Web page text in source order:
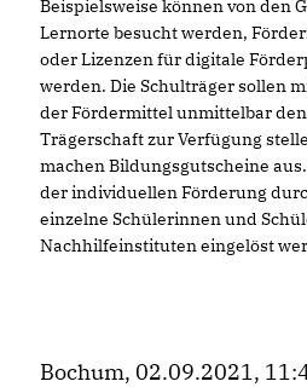
Beispielsweise können von den
Lernorte besucht werden,
oder Lizenzen für digitale
werden. Die Schulträger sollen
der Fördermittel unmittelbar
Trägerschaft zur Verfügung
machen Bildungsgutscheine
der individuellen Förderung
einzelne Schülerinnen und
Nachhilfeinstituten eingelöst
Bochum, 02.09.2021,